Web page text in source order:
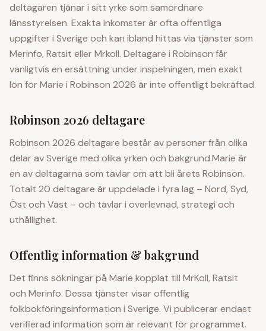
deltagaren tjänar i sitt yrke som samordnare
länsstyrelsen. Exakta inkomster är ofta offentliga
uppgifter i Sverige och kan ibland hittas via tjänster som
Merinfo, Ratsit eller Mrkoll. Deltagare i Robinson får
vanligtvis en ersättning under inspelningen, men exakt
lön för Marie i Robinson 2026 är inte offentligt bekräftad.
Robinson 2026 deltagare
Robinson 2026 deltagare består av personer från olika
delar av Sverige med olika yrken och bakgrund.Marie är
en av deltagarna som tävlar om att bli årets Robinson.
Totalt 20 deltagare är uppdelade i fyra lag – Nord, Syd,
Öst och Väst – och tävlar i överlevnad, strategi och
uthållighet.
Offentlig information & bakgrund
Det finns sökningar på Marie kopplat till MrKoll, Ratsit
och Merinfo. Dessa tjänster visar offentlig
folkbokföringsinformation i Sverige. Vi publicerar endast
verifierad information som är relevant för programmet.